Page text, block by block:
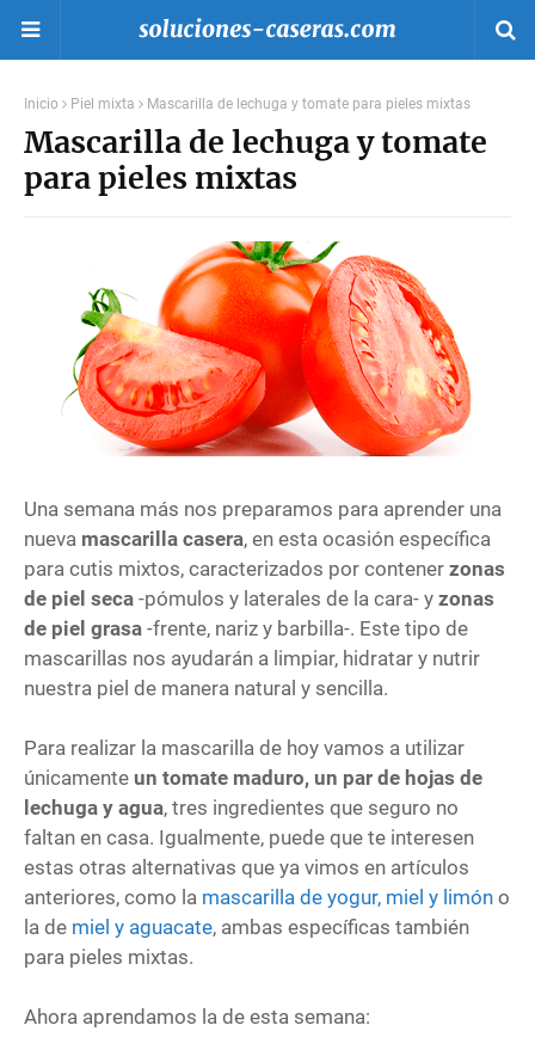
Inicio Piel mixta Mascarilla de lechuga y tomate para pieles mixtas
Mascarilla de lechuga y tomate
para pieles mixtas
Una semana más nos preparamos para aprender una
nueva mascarilla casera, en esta ocasión específica
para cutis mixtos, caracterizados por contener zonas
de piel seca -pómulos y laterales de la cara- y zonas
de piel grasa -frente, nariz y barbilla-. Este tipo de
mascarillas nos ayudarán a limpiar, hidratar y nutrir
nuestra piel de manera natural y sencilla.
Para realizar la mascarilla de hoy vamos a utilizar
únicamente un tomate maduro, un par de hojas de
lechuga y agua, tres ingredientes que seguro no
faltan en casa. Igualmente, puede que te interesen
estas otras alternativas que ya vimos en artículos
anteriores, como la mascarilla de yogur, miel y limón o
la de miel y aguacate, ambas específicas también
para pieles mixtas.
Ahora aprendamos la de esta semana: